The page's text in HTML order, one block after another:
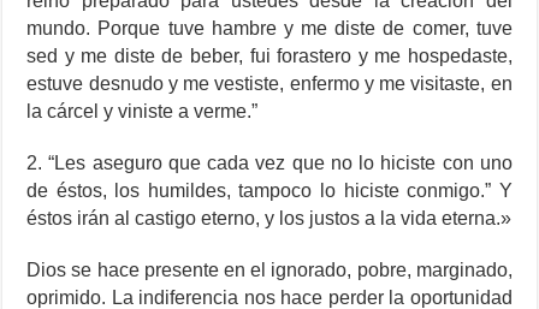
mundo. Porque tuve hambre y me diste de comer, tuve
sed y me diste de beber, fui forastero y me hospedaste,
estuve desnudo y me vestiste, enfermo y me visitaste, en
la cárcel y viniste a verme.”
2. “Les aseguro que cada vez que no lo hiciste con uno
de éstos, los humildes, tampoco lo hiciste conmigo.” Y
éstos irán al castigo eterno, y los justos a la vida eterna.»
Dios se hace presente en el ignorado, pobre, marginado,
oprimido. La indiferencia nos hace perder la oportunidad